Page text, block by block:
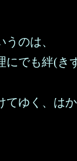
のは、
にでも絆(き
てゆく、は